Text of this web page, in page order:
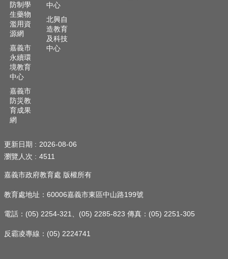
防制學
生藥物
濫用資
源網
嘉義市
永續環
境教育
中心
嘉義市
防災教
育成果
網
中心
北興自
造教育
及科技
中心
更新日期
2026-08-06
瀏覽人次
4511
嘉義市政府教育處 版權所有
教育處地址：60006嘉義市東區中山路199號
電話：(05) 2254-321、(05) 2285-823 傳真：(05) 2251-305
反霸凌專線：(05) 2224741